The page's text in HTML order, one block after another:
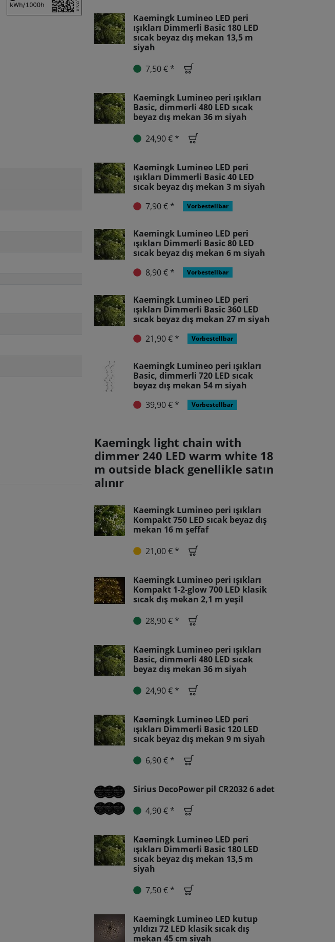
Kaemingk Lumineo LED peri
ışıkları Dimmerli Basic 180 LED
sıcak beyaz dış mekan 13,5 m
siyah
7,50 € *
Kaemingk Lumineo peri ışıkları
Basic, dimmerli 480 LED sıcak
beyaz dış mekan 36 m siyah
24,90 € *
Kaemingk Lumineo LED peri
ışıkları Dimmerli Basic 40 LED
sıcak beyaz dış mekan 3 m siyah
7,90 € *
Vorbestellbar
Kaemingk Lumineo LED peri
ışıkları Dimmerli Basic 80 LED
sıcak beyaz dış mekan 6 m siyah
8,90 € *
Vorbestellbar
Kaemingk Lumineo LED peri
ışıkları Dimmerli Basic 360 LED
sıcak beyaz dış mekan 27 m siyah
21,90 € *
Vorbestellbar
Kaemingk Lumineo peri ışıkları
Basic, dimmerli 720 LED sıcak
beyaz dış mekan 54 m siyah
39,90 € *
Vorbestellbar
Kaemingk light chain with
dimmer 240 LED warm white 18
m outside black genellikle satın
alınır
Kaemingk Lumineo peri ışıkları
Kompakt 750 LED sıcak beyaz dış
mekan 16 m şeffaf
21,00 € *
Kaemingk Lumineo peri ışıkları
Kompakt 1-2-glow 700 LED klasik
sıcak dış mekan 2,1 m yeşil
28,90 € *
Kaemingk Lumineo peri ışıkları
Basic, dimmerli 480 LED sıcak
beyaz dış mekan 36 m siyah
24,90 € *
Kaemingk Lumineo LED peri
ışıkları Dimmerli Basic 120 LED
sıcak beyaz dış mekan 9 m siyah
6,90 € *
Sirius DecoPower pil CR2032 6 adet
4,90 € *
Kaemingk Lumineo LED peri
ışıkları Dimmerli Basic 180 LED
sıcak beyaz dış mekan 13,5 m
siyah
7,50 € *
Kaemingk Lumineo LED kutup
yıldızı 72 LED klasik sıcak dış
mekan 45 cm siyah